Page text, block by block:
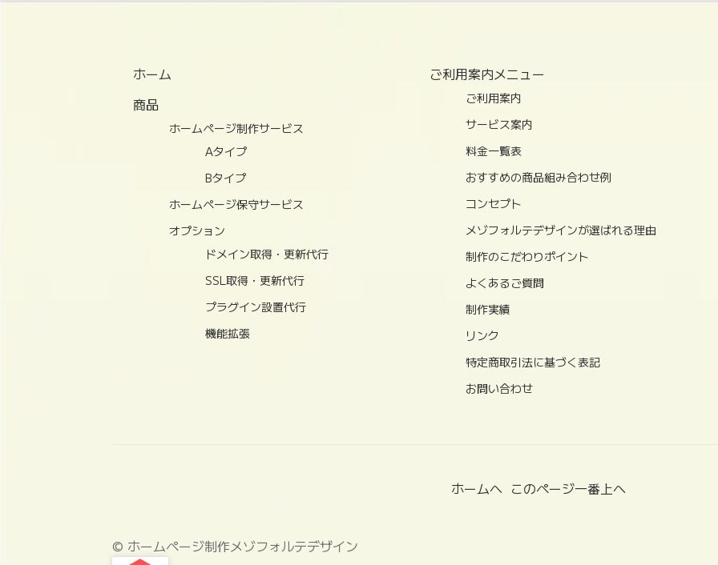
ホーム
商品
ホームページ制作サービス
Aタイプ
Bタイプ
ホームページ保守サービス
オプション
ドメイン取得・更新代行
SSL取得・更新代行
プラグイン設置代行
機能拡張
ご利用案内メニュー
ご利用案内
サービス案内
料金一覧表
おすすめの商品組み合わせ例
コンセプト
メゾフォルテデザインが選ばれる理由
制作のこだわりポイント
よくあるご質問
制作実績
リンク
特定商取引法に基づく表記
お問い合わせ
ホームへ このページ一番上へ
© ホームページ制作メゾフォルテデザイン